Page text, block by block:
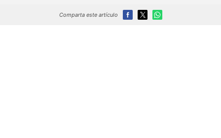
Comparta este artículo